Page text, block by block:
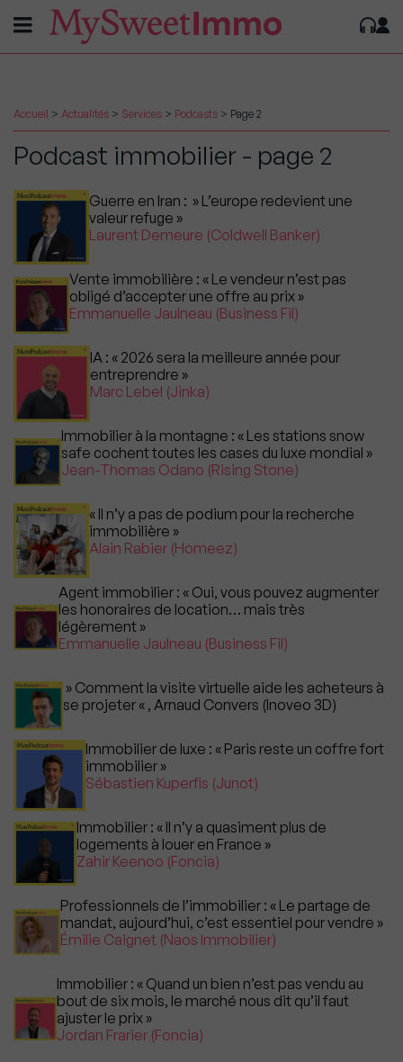
Accueil > Actualités > Services > Podcasts > Page 2
Podcast immobilier - page 2
Guerre en Iran : » L’europe redevient une
valeur refuge »
Laurent Demeure (Coldwell Banker)
Vente immobilière : « Le vendeur n’est pas
obligé d’accepter une offre au prix »
Emmanuelle Jaulneau (Business Fil)
IA : « 2026 sera la meilleure année pour
entreprendre »
Marc Lebel (Jinka)
Immobilier à la montagne : « Les stations snow
safe cochent toutes les cases du luxe mondial »
Jean-Thomas Odano (Rising Stone)
« Il n’y a pas de podium pour la recherche
immobilière »
Alain Rabier (Homeez)
Agent immobilier : « Oui, vous pouvez augmenter
les honoraires de location… mais très
légèrement »
Emmanuelle Jaulneau (Business Fil)
» Comment la visite virtuelle aide les acheteurs à
se projeter « , Arnaud Convers (Inoveo 3D)
Immobilier de luxe : « Paris reste un coffre fort
immobilier »
Sébastien Kuperfis (Junot)
Immobilier : « Il n’y a quasiment plus de
logements à louer en France »
Zahir Keenoo (Foncia)
Professionnels de l’immobilier : « Le partage de
mandat, aujourd’hui, c’est essentiel pour vendre »
Émilie Caignet (Naos Immobilier)
Immobilier : « Quand un bien n’est pas vendu au
bout de six mois, le marché nous dit qu’il faut
ajuster le prix »
Jordan Frarier (Foncia)